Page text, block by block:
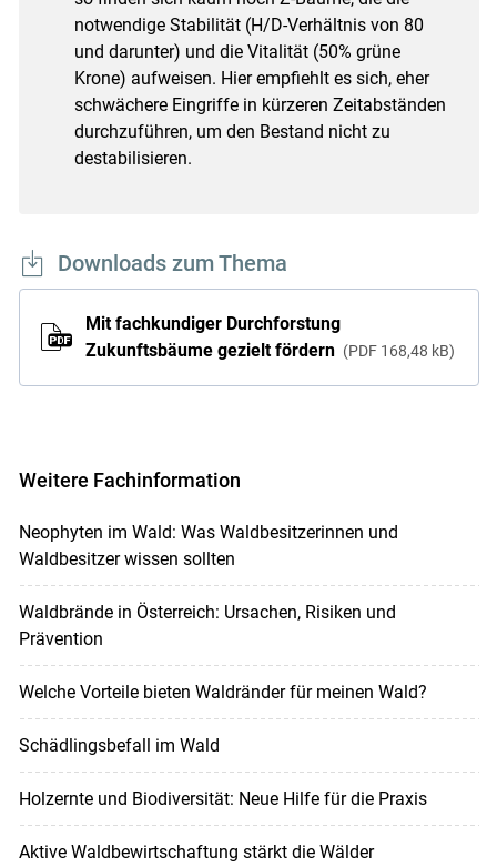
notwendige Stabilität (H/​D-Verhältnis von 80
und darunter) und die Vitalität (50% grüne
Krone) aufweisen. Hier empfiehlt es sich, eher
schwächere Eingriffe in kürzeren Zeitabständen
durchzuführen, um den Bestand nicht zu
destabilisieren.
Downloads zum Thema
Mit fachkundiger Durchforstung
Zukunftsbäume gezielt fördern
PDF 168,48 kB
Weitere Fachinformation
Neophyten im Wald: Was Waldbesitzerinnen und
Waldbesitzer wissen sollten
Waldbrände in Österreich: Ursachen, Risiken und
Prävention
Welche Vorteile bieten Waldränder für meinen Wald?
Schädlingsbefall im Wald
Holzernte und Biodiversität: Neue Hilfe für die Praxis
Aktive Waldbewirtschaftung stärkt die Wälder